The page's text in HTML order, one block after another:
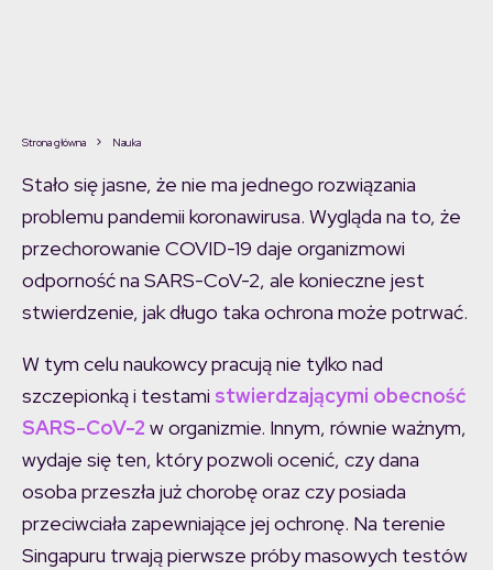
Strona główna Nauka
Stało się jasne, że nie ma jednego rozwiązania
problemu pandemii koronawirusa. Wygląda na to, że
przechorowanie COVID-19 daje organizmowi
odporność na SARS-CoV-2, ale konieczne jest
stwierdzenie, jak długo taka ochrona może potrwać.
W tym celu naukowcy pracują nie tylko nad
szczepionką i testami stwierdzającymi obecność
SARS-CoV-2 w organizmie. Innym, równie ważnym,
wydaje się ten, który pozwoli ocenić, czy dana
osoba przeszła już chorobę oraz czy posiada
przeciwciała zapewniające jej ochronę. Na terenie
Singapuru trwają pierwsze próby masowych testów